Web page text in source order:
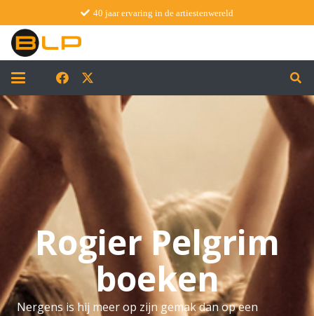
40 jaar ervaring in de artiestenwereld
Rogier Pelgrim
boeken
Nergens is hij meer op zijn gemak dan op een